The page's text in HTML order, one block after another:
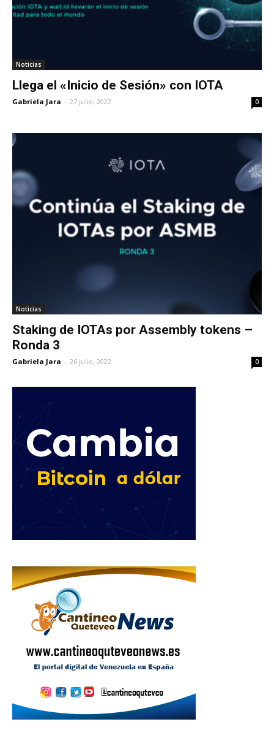
Noticias
Llega el «Inicio de Sesión» con IOTA
Gabriela Jara - 27 julio, 2022 0
Noticias
Staking de IOTAs por Assembly tokens –
Ronda 3
Gabriela Jara - 26 julio, 2022 0